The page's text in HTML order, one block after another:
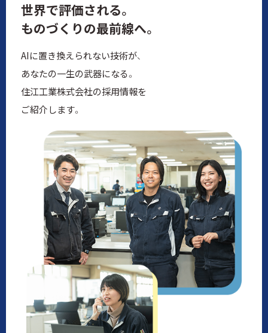
世界で評価される。
ものづくりの最前線へ。
AIに置き換えられない技術が、
あなたの一生の武器になる。
住江工業株式会社の採用情報を
ご紹介します。